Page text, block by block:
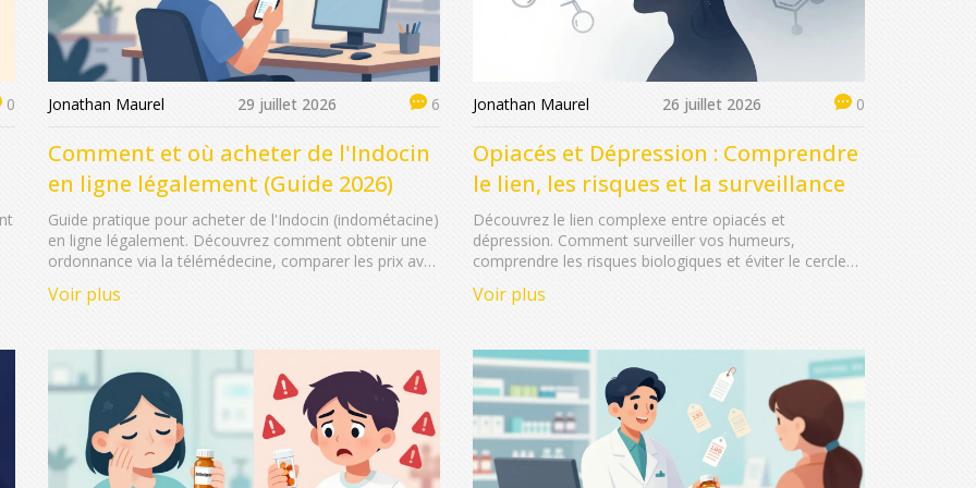
0 Jonathan Maurel 29 juillet 2026 6
Comment et où acheter de l'Indocin
en ligne légalement (Guide 2026)
Guide pratique pour acheter de l'Indocin (indométacine)
en ligne légalement. Découvrez comment obtenir une
ordonnance via la télémédecine, comparer les prix avec
Voir plus
Jonathan Maurel 26 juillet 2026 0
Opiacés et Dépression : Comprendre
le lien, les risques et la surveillance
Découvrez le lien complexe entre opiacés et
dépression. Comment surveiller vos humeurs,
comprendre les risques biologiques et éviter le cercle
Voir plus